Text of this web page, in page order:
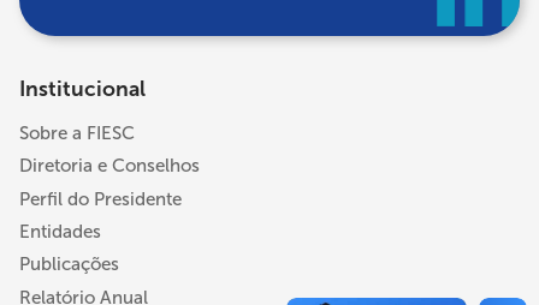
Institucional
Sobre a FIESC
Diretoria e Conselhos
Perfil do Presidente
Entidades
Publicações
Relatório Anual